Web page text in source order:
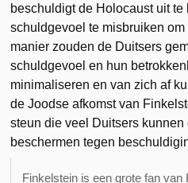
beschuldigt de Holocaust uit
schuldgevoel te misbruiken
manier zouden de Duitsers
schuldgevoel en hun
minimaliseren en van zich af
de Joodse afkomst van
steun die veel Duitsers
beschermen tegen
Finkelstein is een grote fan